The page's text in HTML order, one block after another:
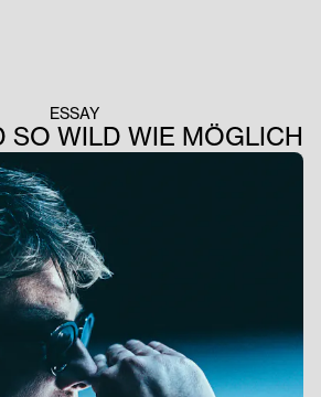
ESSAY
SO WILD WIE MÖGLICH